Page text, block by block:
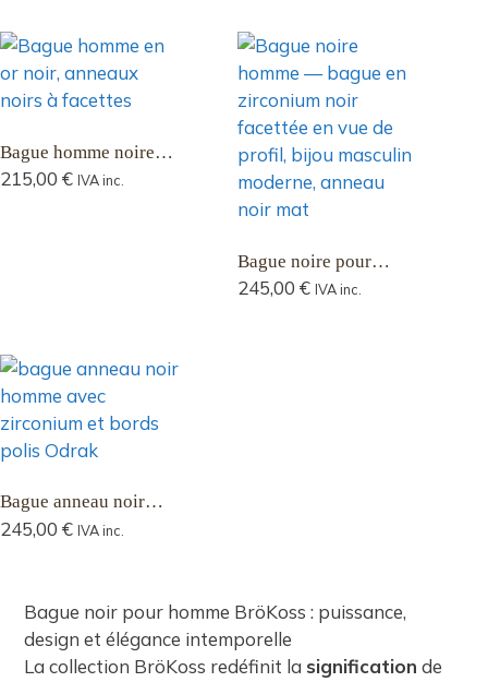
Bague homme noire
avec zirconium facetté
215,00 € IVA inc.
Bague noire pour
homme avec zirconium
245,00 € IVA inc.
Bague anneau noir
homme Odrak avec
245,00 € IVA inc.
Bague noir pour homme BröKoss : puissance,
design et élégance intemporelle
La collection BröKoss redéfinit la signification de